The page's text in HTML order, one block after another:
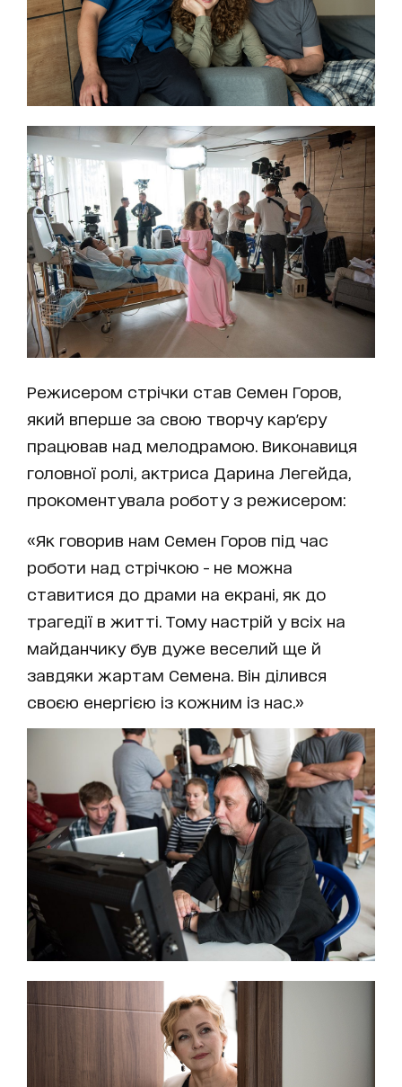
Режисером стрічки став Семен Горов,
який вперше за свою творчу кар'єру
працював над мелодрамою. Виконавиця
головної ролі, актриса Дарина Легейда,
прокоментувала роботу з режисером:
«Як говорив нам Семен Горов під час
роботи над стрічкою - не можна
ставитися до драми на екрані, як до
трагедії в житті. Тому настрій у всіх на
майданчику був дуже веселий ще й
завдяки жартам Семена. Він ділився
своєю енергією із кожним із нас.»